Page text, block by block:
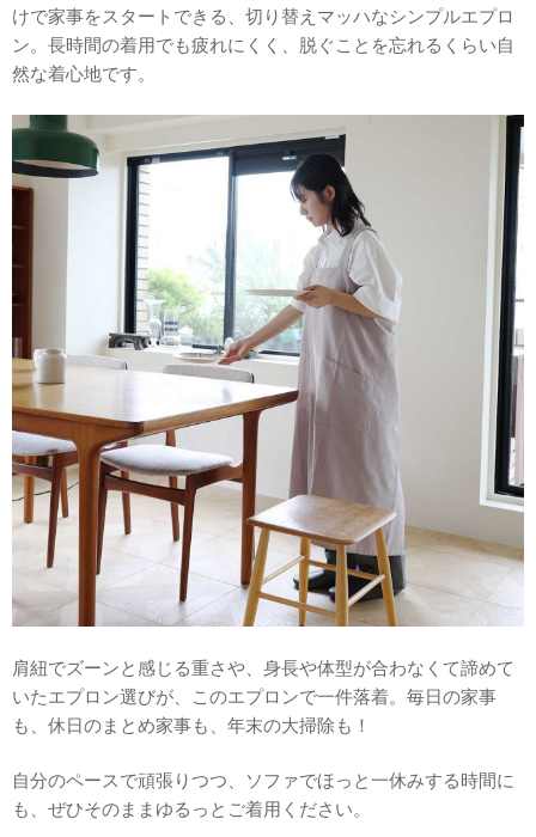
けで家事をスタートできる、切り替えマッハなシンプルエプロ
ン。長時間の着用でも疲れにくく、脱ぐことを忘れるくらい自
然な着心地です。
肩紐でズーンと感じる重さや、身長や体型が合わなくて諦めて
いたエプロン選びが、このエプロンで一件落着。毎日の家事
も、休日のまとめ家事も、年末の大掃除も！
自分のペースで頑張りつつ、ソファでほっと一休みする時間に
も、ぜひそのままゆるっとご着用ください。